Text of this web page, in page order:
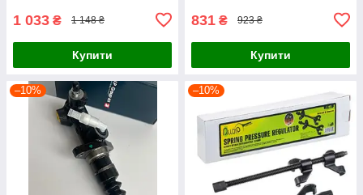
1 033 ₴ 1 148 ₴
Купити
831 ₴ 923 ₴
Купити
–10% –10%